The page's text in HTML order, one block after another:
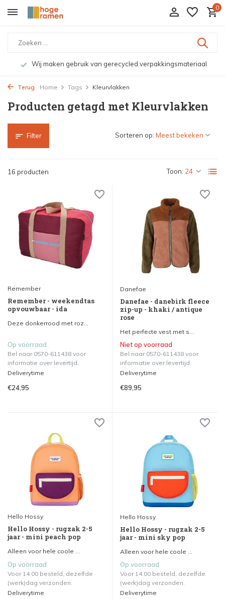
0
Wij maken gebruik van gerecycled verpakkingsmateriaal
Terug Home Tags Kleurvlakken
Producten getagd met Kleurvlakken
Filter
16 producten Toon:
Sorteren op:
Remember
Remember - weekendtas
opvouwbaar - ida
Deze donkerrood met roz...
Op voorraad
Bel naar 0570-611438 voor
informatie over levertijd.
Deliverytime
€24,95
Danefae
Danefae - danebirk fleece
zip-up - khaki / antique
rose
Het perfecte vest met s...
Niet op voorraad
Bel naar 0570-611438 voor
informatie over levertijd.
Deliverytime
€89,95
Hello Hossy
Hello Hossy - rugzak 2-5
jaar - mini peach pop
Alleen voor hele coole ...
Op voorraad
Voor 14.00 besteld, dezelfde
(werk)dag verzonden.
Deliverytime
Hello Hossy
Hello Hossy - rugzak 2-5
jaar - mini sky pop
Alleen voor hele coole ...
Op voorraad
Voor 14.00 besteld, dezelfde
(werk)dag verzonden.
Deliverytime